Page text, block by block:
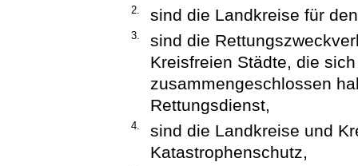
2. sind die Landkreise für
3.
sind die
Kreisfreien Städte, die
zusammengeschlossen
Rettungsdienst,
4.
sind die Landkreise und
Katastrophenschutz,